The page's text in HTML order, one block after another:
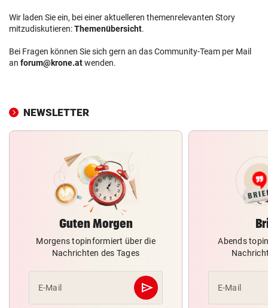
Wir laden Sie ein, bei einer aktuelleren themenrelevanten Story
mitzudiskutieren:Themenübersicht.
Bei Fragen können Sie sich gern an das Community-Team per Mail
an forum@krone.atwenden.
NEWSLETTER
Guten Morgen
Morgens topinformiert über die
Nachrichten des Tages
E-Mail send
Abschicken
Abends
E-Mail